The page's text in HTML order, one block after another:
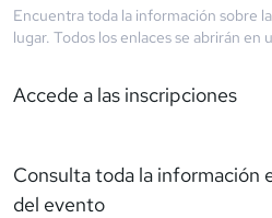
Encuentra toda la información sobre la
lugar. Todos los enlaces se abrirán en
Accede a las inscripciones
Consulta toda la información
del evento